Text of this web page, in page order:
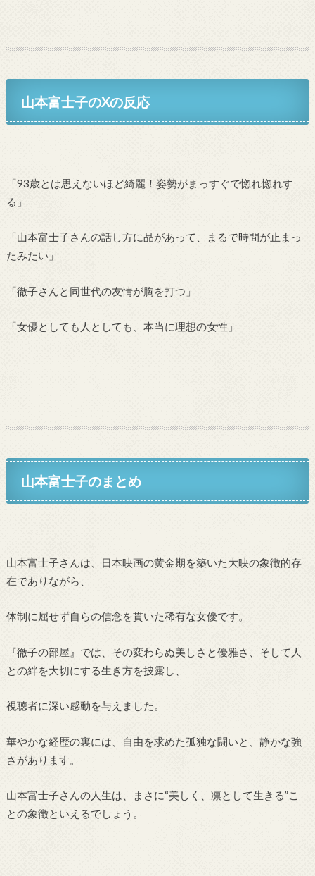
山本富士子のXの反応
「93歳とは思えないほど綺麗！姿勢がまっすぐで惚れ惚れす
る」
「山本富士子さんの話し方に品があって、まるで時間が止まっ
たみたい」
「徹子さんと同世代の友情が胸を打つ」
「女優としても人としても、本当に理想の女性」
山本富士子のまとめ
山本富士子さんは、日本映画の黄金期を築いた大映の象徴的存
在でありながら、
体制に屈せず自らの信念を貫いた稀有な女優です。
『徹子の部屋』では、その変わらぬ美しさと優雅さ、そして人
との絆を大切にする生き方を披露し、
視聴者に深い感動を与えました。
華やかな経歴の裏には、自由を求めた孤独な闘いと、静かな強
さがあります。
山本富士子さんの人生は、まさに“美しく、凛として生きる”こ
との象徴といえるでしょう。